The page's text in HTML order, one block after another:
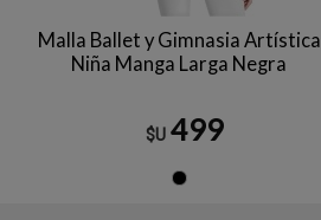
Malla Ballet y Gimnasia Artística
Niña Manga Larga Negra
$U 499